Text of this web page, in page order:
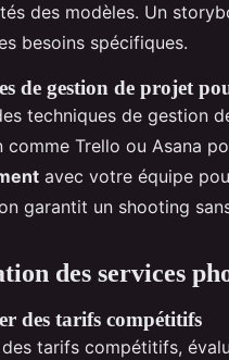
des modèles. Un
besoins spécifiques.
de gestion de projet
techniques de gestion
comme Trello ou Asana
avec votre équipe
garantit un shooting
des services
des tarifs compétitifs
tarifs compétitifs,